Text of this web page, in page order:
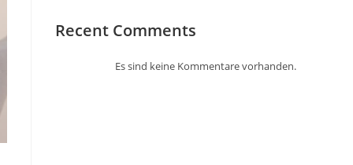
Recent Comments
Es sind keine Kommentare vorhanden.